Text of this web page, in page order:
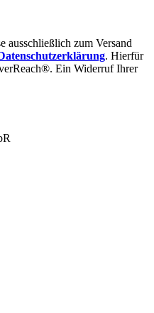
ausschließlich zum Versand
. Hierfür
Ein Widerruf Ihrer